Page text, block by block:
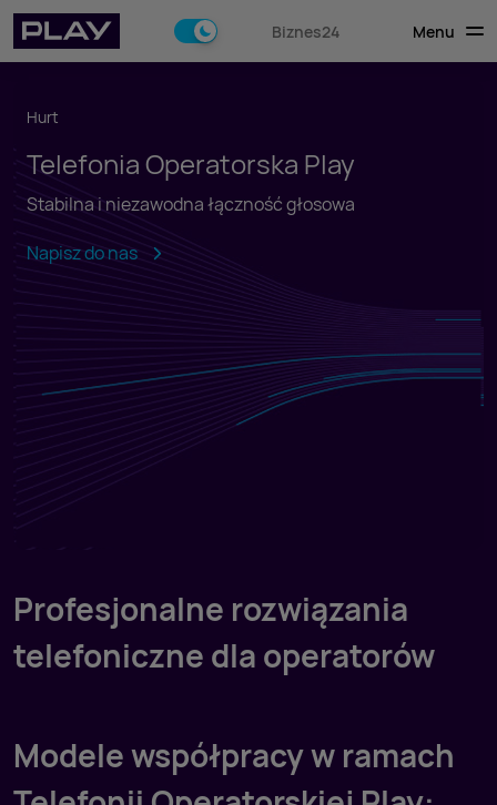
Biznes24 Menu
Hurt
Telefonia Operatorska Play
Stabilna i niezawodna łączność głosowa
Napisz do nas
Profesjonalne rozwiązania
telefoniczne dla operatorów
Modele współpracy w ramach